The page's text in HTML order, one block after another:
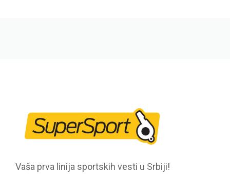
Vaša prva linija sportskih vesti u Srbiji!